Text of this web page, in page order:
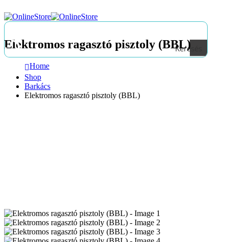
Keresés
Elektromos ragasztó pisztoly (BBL)
Home
Shop
Barkács
Elektromos ragasztó pisztoly (BBL)